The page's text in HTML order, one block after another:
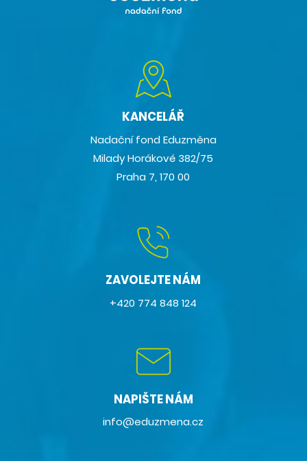
KANCELÁŘ
Nadační fond Eduzměna
Milady Horákové 382/75
Praha 7, 170 00
ZAVOLEJTE NÁM
+420 774 848 124
NAPIŠTE NÁM
info@eduzmena.cz